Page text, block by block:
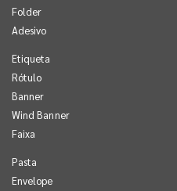
Folder
Adesivo
Etiqueta
Rótulo
Banner
Wind Banner
Faixa
Pasta
Envelope